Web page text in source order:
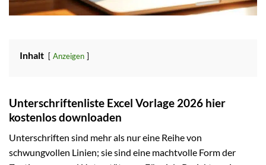
Inhalt Anzeigen
Unterschriftenliste Excel Vorlage 2026 hier
kostenlos downloaden
Unterschriften sind mehr als nur eine Reihe von
schwungvollen Linien; sie sind eine machtvolle Form der